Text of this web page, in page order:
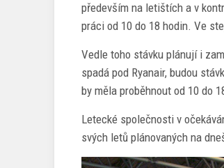
především na letištích a v
práci od 10 do 18 hodin. Ve
Vedle toho stávku plánují i
spadá pod Ryanair, budou
by měla proběhnout od 10 do
Letecké společnosti v
svých letů plánovaných na